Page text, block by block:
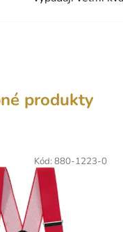
produkty
Kód: 880-1223-0